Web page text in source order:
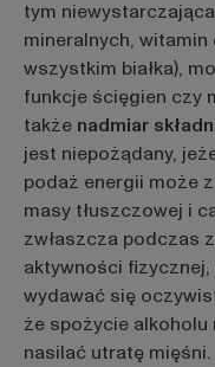
tym
mineralnych,
wszystkim białka),
funkcje ścięgien czy
także nadmiar
jest niepożądany,
podaż energii może
masy tłuszczowej i
zwłaszcza podczas
aktywności fizycznej,
wydawać się
że spożycie
nasilać utratę mięśni.